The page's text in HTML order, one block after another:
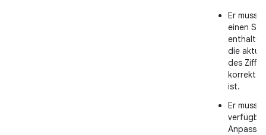
Er muss
einen
die
des
korrekt
ist.
Er muss